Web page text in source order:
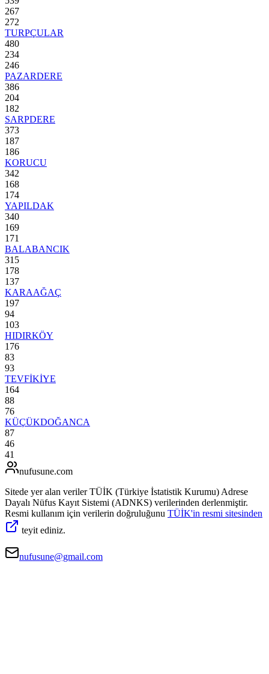
267
272
TURPÇULAR
480
234
246
PAZARDERE
386
204
182
SARPDERE
373
187
186
KORUCU
342
168
174
YAPILDAK
340
169
171
BALABANCIK
315
178
137
KARAAĞAÇ
197
94
103
HIDIRKÖY
176
83
93
TEVFİKİYE
164
88
76
KÜÇÜKDOĞANCA
87
46
41
nufusune.com
Sitede yer alan veriler TÜİK (Türkiye İstatistik Kurumu) Adrese
Dayalı Nüfus Kayıt Sistemi (ADNKS) verilerinden derlenmiştir.
Resmi kullanım için verilerin doğruluğunu TÜİK'in resmi sitesinden
teyit ediniz.
nufusune@gmail.com